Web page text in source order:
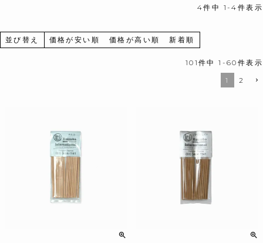
4件中 1 -4 件表示
並び替え 価格が安い順 価格が高い順 新着順
101 件中 1 - 60 件表示
1
2